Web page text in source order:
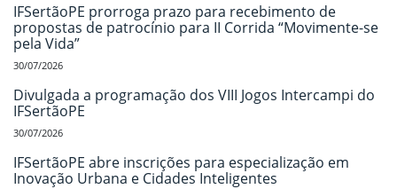
IFSertãoPE prorroga prazo para recebimento de
propostas de patrocínio para II Corrida “Movimente-se
pela Vida”
30/07/2026
Divulgada a programação dos VIII Jogos Intercampi do
IFSertãoPE
30/07/2026
IFSertãoPE abre inscrições para especialização em
Inovação Urbana e Cidades Inteligentes